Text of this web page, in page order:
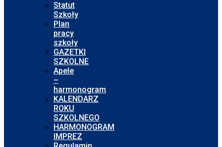
Statut
Szkoły
Plan
pracy
szkoły
GAZETKI
SZKOLNE
Apele
–
harmonogram
KALENDARZ
ROKU
SZKOLNEGO
HARMONOGRAM
IMPREZ